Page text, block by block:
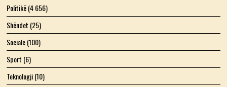
Politikë(4 656)
Shëndet (25)
Sociale(100)
Sport (6)
Teknologji(10)